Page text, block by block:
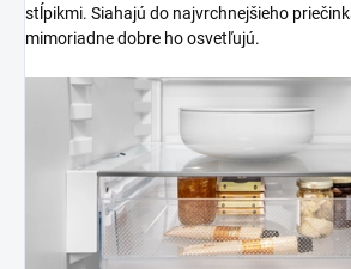
stĺpikmi. Siahajú do najvrchnejšieho
mimoriadne dobre ho osvetľujú.